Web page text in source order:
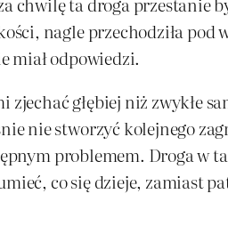
nagle przechodziła
miał odpowiedzi.
zjechać głębiej niż zwykłe
nie stworzyć kolejnego
problemem. Droga
co się dzieje, zamiast